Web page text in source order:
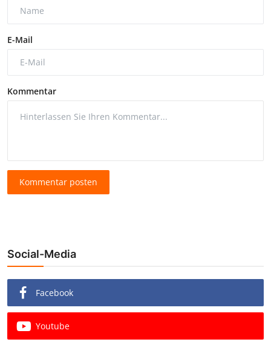
E-Mail
Kommentar
Kommentar posten
Social-Media
Facebook
Youtube